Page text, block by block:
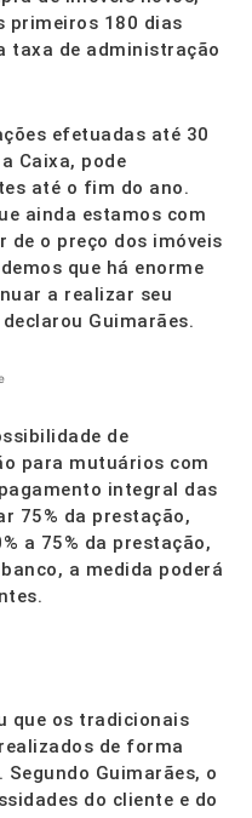
primeiros 180 dias
taxa de administração
efetuadas até 30
Caixa, pode
até o fim do ano.
ainda estamos com
de o preço dos imóveis
que há enorme
a realizar seu
Guimarães.
de
para mutuários com
integral das
75% da prestação,
a 75% da prestação,
a medida poderá
que os tradicionais
de forma
Guimarães, o
do cliente e do